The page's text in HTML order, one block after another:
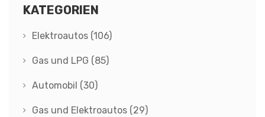
KATEGORIEN
Elektroautos (106)
Gas und LPG (85)
Automobil (30)
Gas und Elektroautos (29)